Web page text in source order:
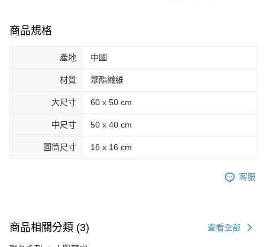
商品規格
產地 中國
材質 聚酯纖維
大尺寸 60 x 50 cm
中尺寸 50 x 40 cm
圓筒尺寸 16 x 16 cm
客服
商品相關分類 (3) 查看全部